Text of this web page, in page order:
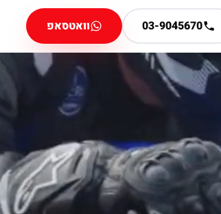
03-9045670 וואטסאפ